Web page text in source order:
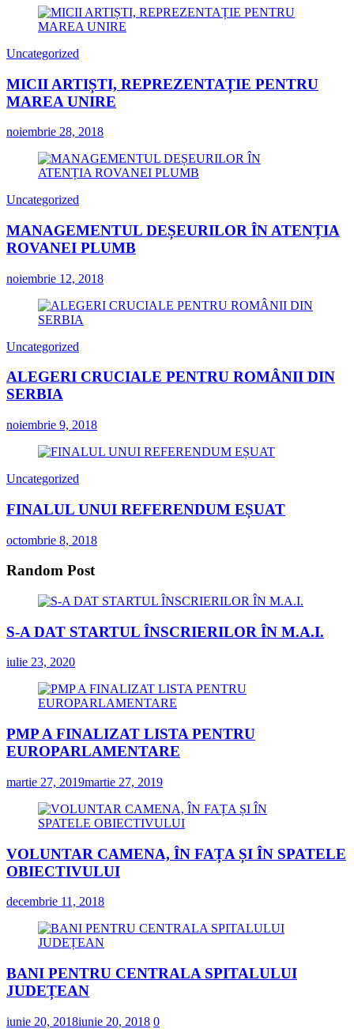
Uncategorized
MICII ARTIȘTI, REPREZENTAȚIE PENTRU
MAREA UNIRE
noiembrie 28, 2018
Uncategorized
MANAGEMENTUL DEȘEURILOR ÎN ATENȚIA
ROVANEI PLUMB
noiembrie 12, 2018
Uncategorized
ALEGERI CRUCIALE PENTRU ROMÂNII DIN
SERBIA
noiembrie 9, 2018
Uncategorized
FINALUL UNUI REFERENDUM EȘUAT
octombrie 8, 2018
Random Post
S-A DAT STARTUL ÎNSCRIERILOR ÎN M.A.I.
iulie 23, 2020
PMP A FINALIZAT LISTA PENTRU
EUROPARLAMENTARE
martie 27, 2019martie 27, 2019
VOLUNTAR CAMENA, ÎN FAȚA ȘI ÎN SPATELE
OBIECTIVULUI
decembrie 11, 2018
BANI PENTRU CENTRALA SPITALULUI
JUDEȚEAN
iunie 20, 2018iunie 20, 2018 0